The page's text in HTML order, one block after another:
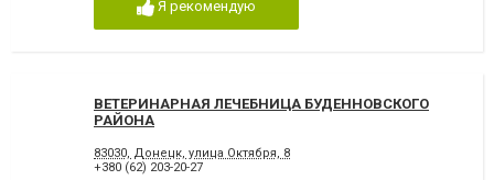
Я рекомендую
ВЕТЕРИНАРНАЯ ЛЕЧЕБНИЦА БУДЕННОВСКОГО
РАЙОНА
83030, Донецк, улица Октября, 8
+380 (62) 203-20-27